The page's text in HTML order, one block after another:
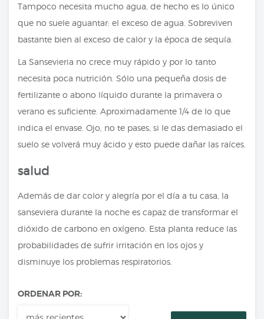
Tampoco necesita mucho agua, de hecho es lo único
que no suele aguantar: el exceso de agua. Sobreviven
bastante bien al exceso de calor y la época de sequía.
La Sansevieria no crece muy rápido y por lo tanto
necesita poca nutrición. Sólo una pequeña dosis de
fertilizante o abono líquido durante la primavera o
verano es suficiente. Aproximadamente 1/4 de lo que
indica el envase. Ojo, no te pases, si le das demasiado el
suelo se volverá muy ácido y esto puede dañar las raíces.
salud
Además de dar color y alegría por el día a tu casa, la
sanseviera durante la noche es capaz de transformar el
dióxido de carbono en oxígeno. Esta planta reduce las
probabilidades de sufrir irritación en los ojos y
disminuye los problemas respiratorios.
ORDENAR POR: